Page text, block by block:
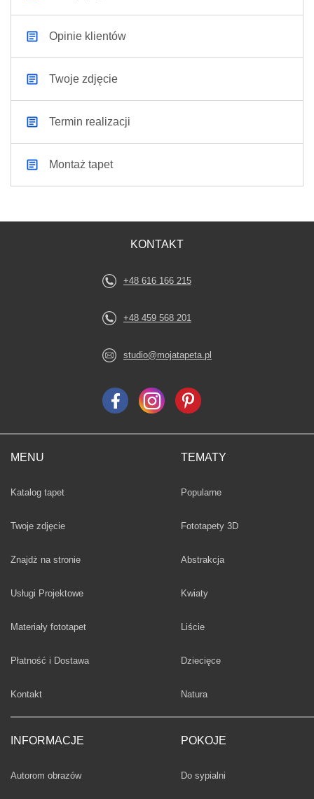
Opinie klientów
Twoje zdjęcie
Termin realizacji
Montaż tapet
MENU
Katalog tapet
Twoje zdjęcie
Znajdż na stronie
Usługi Projektowe
Materiały fototapet
Płatność i Dostawa
Kontakt
INFORMACJE
Autorom obrazów
TEMATY
Fototapety
Popularne
Fototapety 3D
Fototapety
Abstrakcja
Fototapety
Kwiaty
Fototapety
Liście
Fototapety
Dziecięce
Fototapety
Natura
POKOJE
Fototapety
Do sypialni
KONTAKT
+48 616 166 215
+48 459 568 201
studio@mojatapeta.pl